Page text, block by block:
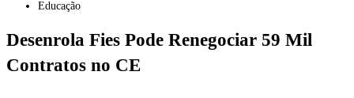
Educação
Desenrola Fies Pode Renegociar 59 Mil
Contratos no CE